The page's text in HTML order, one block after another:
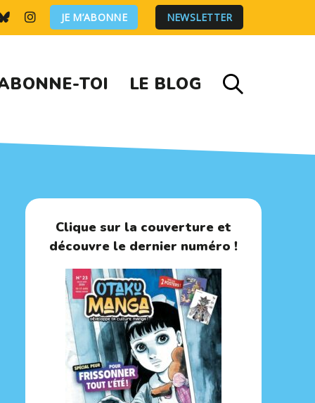
JE M’ABONNE NEWSLETTER
TOI LE BLOG
Clique sur la couverture et
découvre le dernier numéro !